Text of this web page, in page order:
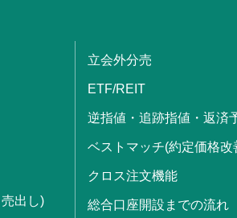
出し)
立会外分売
ETF/REIT
逆指値・追跡指値・返済
ベストマッチ(約定価格改
クロス注文機能
総合口座開設までの流れ